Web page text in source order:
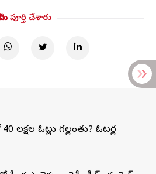
పూర్తి చేశారు
లక్షల ఓట్లు గల్లంతు? ఓటర్ల